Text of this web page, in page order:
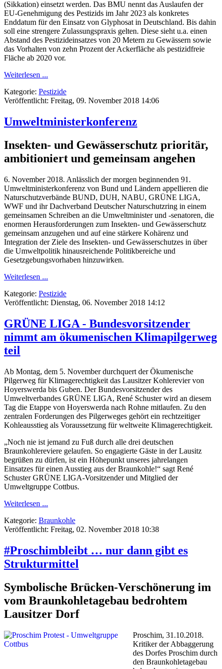
(Sikkation) einsetzt werden. Das BMU nennt das Auslaufen der
EU-Genehmigung des Pestizids im Jahr 2023 als konkretes
Enddatum für den Einsatz von Glyphosat in Deutschland. Bis dahin
soll eine strengere Zulassungspraxis gelten. Diese sieht u.a. einen
Abstand des Pestizideinsatzes von 20 Metern zu Gewässern sowie
das Vorhalten von zehn Prozent der Ackerfläche als pestizidfreie
Fläche ab 2020 vor.
Weiterlesen ...
Kategorie: Pestizide
Veröffentlicht: Freitag, 09. November 2018 14:06
Umweltministerkonferenz
Insekten- und Gewässerschutz prioritär,
ambitioniert und gemeinsam angehen
6. November 2018. Anlässlich der morgen beginnenden 91.
Umweltministerkonferenz von Bund und Ländern appellieren die
Naturschutzverbände BUND, DUH, NABU, GRÜNE LIGA,
WWF und ihr Dachverband Deutscher Naturschutzring in einem
gemeinsamen Schreiben an die Umweltminister und -senatoren, die
enormen Herausforderungen zum Insekten- und Gewässerschutz
gemeinsam anzugehen und auf eine stärkere Kohärenz und
Integration der Ziele des Insekten- und Gewässerschutzes in über
die Umweltpolitik hinausreichende Politikbereiche und
Gesetzgebungsvorhaben hinzuwirken.
Weiterlesen ...
Kategorie: Pestizide
Veröffentlicht: Dienstag, 06. November 2018 14:12
GRÜNE LIGA - Bundesvorsitzender
nimmt am ökumenischen Klimapilgerweg
teil
Ab Montag, dem 5. November durchquert der Ökumenische
Pilgerweg für Klimagerechtigkeit das Lausitzer Kohlerevier von
Hoyerswerda bis Guben. Der Bundesvorsitzender des
Umweltverbandes GRÜNE LIGA, René Schuster wird an diesem
Tag die Etappe von Hoyerswerda nach Rohne mitlaufen. Zu den
zentralen Forderungen des Pilgerweges gehört ein rechtzeitiger
Kohleausstieg als Voraussetzung für weltweite Klimagerechtigkeit.
„Noch nie ist jemand zu Fuß durch alle drei deutschen
Braunkohlereviere gelaufen. So engagierte Gäste in der Lausitz
begrüßen zu dürfen, ist ein Höhepunkt unseres jahrelangen
Einsatzes für einen Ausstieg aus der Braunkohle!“ sagt René
Schuster GRÜNE LIGA-Vorsitzender und Mitglied der
Umweltgruppe Cottbus.
Weiterlesen ...
Kategorie: Braunkohle
Veröffentlicht: Freitag, 02. November 2018 10:38
#Proschimbleibt … nur dann gibt es
Strukturmittel
Symbolische Brücken-Verschönerung im
vom Braunkohletagebau bedrohtem
Lausitzer Dorf
Proschim, 31.10.2018.
Kritiker der Abbaggerung
des Dorfes Proschim durch
den Braunkohletagebau